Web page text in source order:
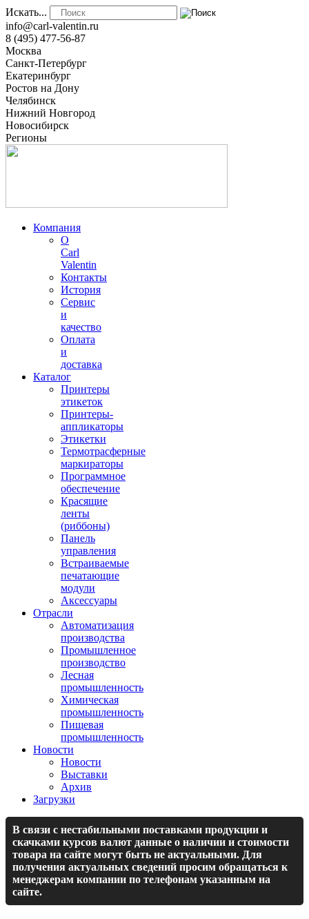
Искать...
info@carl-valentin.ru
8 (495) 477-56-87
Москва
Санкт-Петербург
Екатеринбург
Ростов на Дону
Челябинск
Нижний Новгород
Новосибирск
Регионы
Компания
О
Carl
Valentin
Контакты
История
Сервис
и
качество
Оплата
и
доставка
Каталог
Принтеры
этикеток
Принтеры-
аппликаторы
Этикетки
Термотрасферные
маркираторы
Программное
обеспечение
Красящие
ленты
(риббоны)
Панель
управления
Встраиваемые
печатающие
модули
Аксессуары
Отрасли
Автоматизация
производства
Промышленное
производство
Лесная
промышленность
Химическая
промышленность
Пищевая
промышленность
Новости
Новости
Выставки
Архив
Загрузки
В связи с нестабильными поставками продукции и
скачками курсов валют данные о наличии и стоимости
товара на сайте могут быть не актуальными. Для
получения актуальных сведений просим обращаться к
менеджерам компании по телефонам указанным на
сайте.